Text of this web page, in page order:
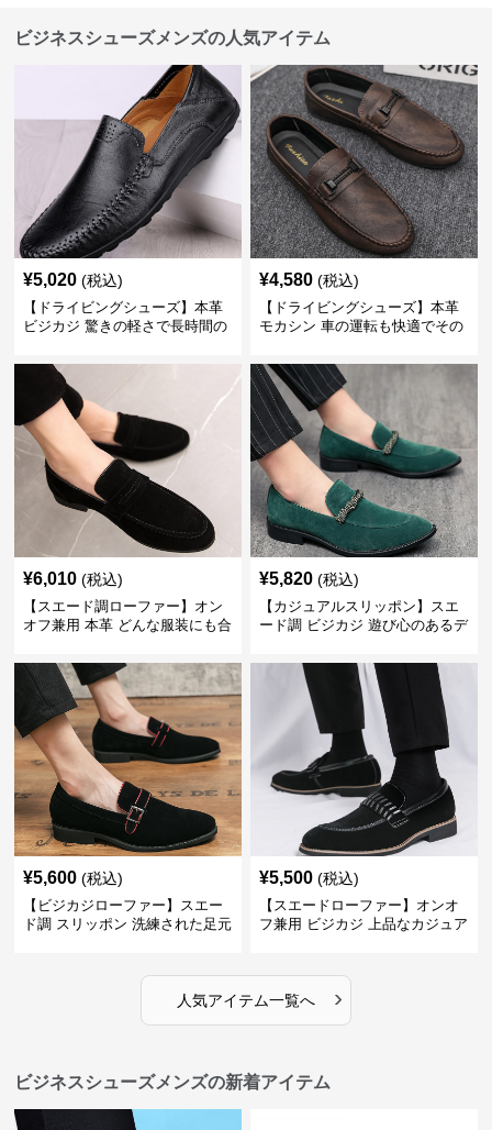
ビジネスシューズメンズの人気アイテム
¥5,020 (税込)
【ドライビングシューズ】本革
ビジカジ 驚きの軽さで長時間の
¥4,580 (税込)
【ドライビングシューズ】本革
モカシン 車の運転も快適でその
¥6,010 (税込)
【スエード調ローファー】オン
オフ兼用 本革 どんな服装にも合
供
¥5,820 (税込)
【カジュアルスリッポン】スエ
ード調 ビジカジ 遊び心のあるデ
表現
¥5,600 (税込)
【ビジカジローファー】スエー
ド調 スリッポン 洗練された足元
¥5,500 (税込)
【スエードローファー】オンオ
フ兼用 ビジカジ 上品なカジュア
人気アイテム一覧へ ›
ビジネスシューズメンズの新着アイテム